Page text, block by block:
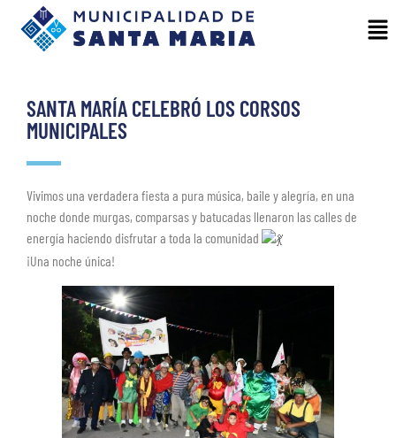
SANTA MARÍA CELEBRÓ LOS CORSOS
MUNICIPALES
Vivimos una verdadera fiesta a pura música, baile y alegría, en una
noche donde murgas, comparsas y batucadas llenaron las calles de
energía haciendo disfrutar a toda la comunidad
¡Una noche única!